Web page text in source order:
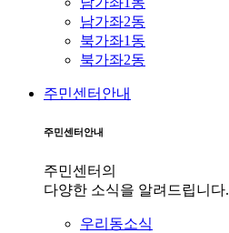
남가좌2동
북가좌1동
북가좌2동
주민센터안내
주민센터안내
주민센터의
다양한 소식을 알려드립니다.
우리동소식